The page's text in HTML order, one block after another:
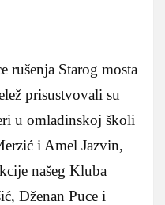
rušenja Starog mosta
prisustvovali su
u omladinskoj školi
i Amel Jazvin,
našeg Kluba
Dženan Puce i